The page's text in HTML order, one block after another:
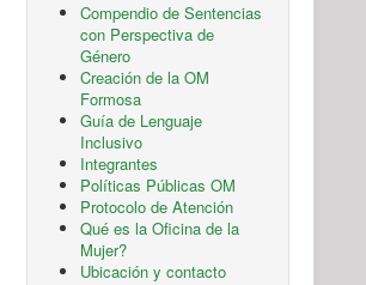
Compendio de Sentencias
con Perspectiva de
Género
Creación de la OM
Formosa
Guía de Lenguaje
Inclusivo
Integrantes
Políticas Públicas OM
Protocolo de Atención
Qué es la Oficina de la
Mujer?
Ubicación y contacto